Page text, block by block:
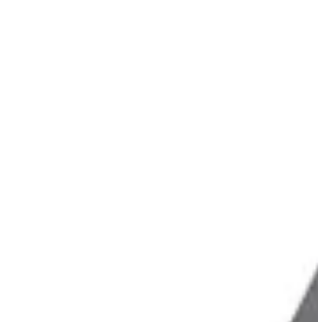
Deutschlands großes Verbraucherportal mit Testberichten und
Alle Preise inkl. der jeweils geltenden gesetzlichen MwSt., ggf. zzgl.